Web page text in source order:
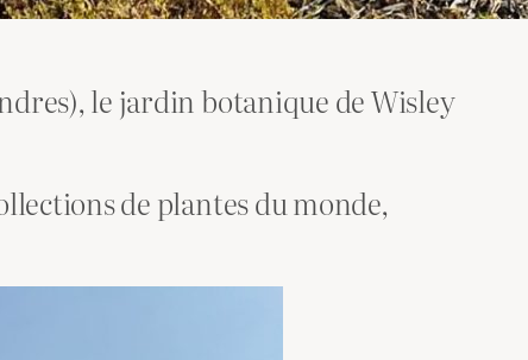
le jardin botanique de Wisley
de plantes du monde,